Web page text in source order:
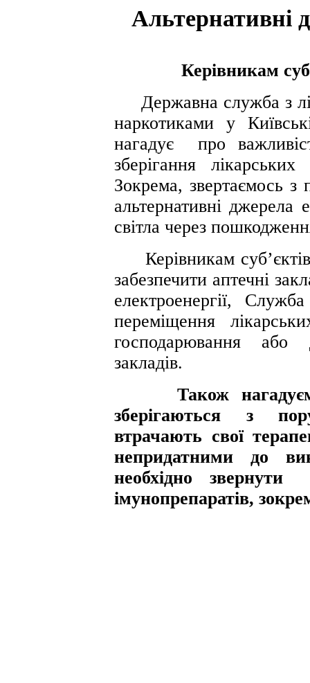
Альтернативні
Керівникам
Державна служба з
наркотиками у
нагадує про
зберігання
Зокрема, звертаємось з
альтернативні джерела
світла через
Керівникам
забезпечити аптечні
електроенергії,
переміщення
господарювання або
закладів.
Також нагадуємо,
зберігаються з
втрачають свої
непридатними до
необхідно звернути
імунопрепаратів,